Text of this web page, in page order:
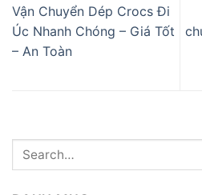
Vận Chuyển Dép Crocs Đi
Úc Nhanh Chóng – Giá Tốt
– An Toàn